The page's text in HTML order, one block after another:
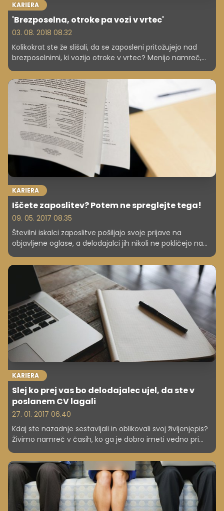
KARIERA
'Brezposelna, otroke pa vozi v vrtec'
03. 08. 2018 08.32
Kolikokrat ste že slišali, da se zaposleni pritožujejo nad
brezposelnimi, ki vozijo otroke v vrtec? Menijo namreč,
da brezposelni "nič ne delajo". Pa je res tako?
KARIERA
Iščete zaposlitev? Potem ne spreglejte tega!
09. 05. 2017 08.35
Številni iskalci zaposlitve pošiljajo svoje prijave na
objavljene oglase, a delodajalci jih nikoli ne pokličejo na
ki jih počnejo pri pripravi spremnega pisma in
življenjepisa? Preverite, za katere napake gre!
KARIERA
Slej ko prej vas bo delodajalec ujel, da ste v
poslanem CV lagali
27. 01. 2017 06.40
Kdaj ste nazadnje sestavljali in oblikovali svoj življenjepis?
Živimo namreč v časih, ko ga je dobro imeti vedno pri
dalj časa, potem najprej preučite nove smernice pisanja
in oblikovanja življenjepisov.